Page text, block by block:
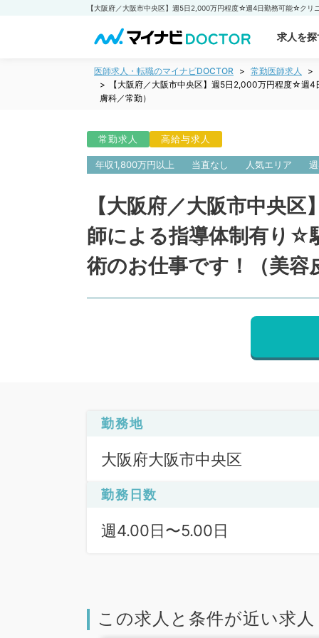
求人を探
医師求人・転職のマイナビDOCTOR
常勤医師求人
【大阪府／大阪市中央区】週5日2,000万円程度☆週
膚科／常勤）
常勤求人 高給与求人
年収1,800万円以上 当直なし 人気エリア
【大阪府／大阪市中央
師による指導体制有り☆
術のお仕事です！（美容
勤務地
大阪府大阪市中央区
勤務日数
週4.00日〜5.00日
この求人と条件が近い求人